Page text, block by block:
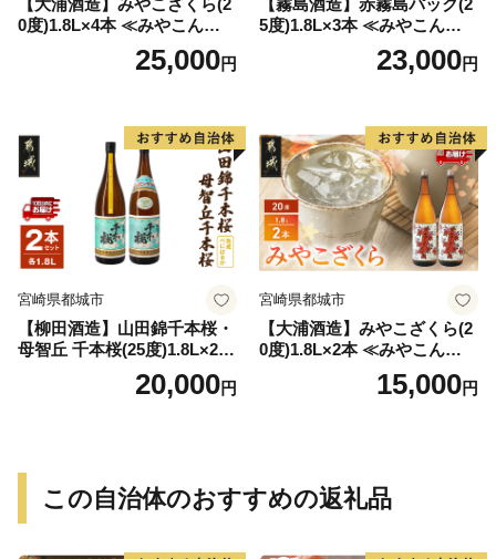
【大浦酒造】みやこざくら(2
0度)1.8L×4本 ≪みやこんじょ
特急便≫_AD-077125,000円
【霧島酒造】赤霧島パック(2
5度)1.8L×3本 ≪みやこんじょ
特急便≫_23-07-K03P-1800-3
23,000円
宮崎県都城市
【柳田酒造】山田錦千本桜・
母智丘 千本桜(25度)1.8L×2本
≪みやこんじょ特急便≫_AC
20,000円
宮崎県都城市
【大浦酒造】みやこざくら(2
0度)1.8L×2本 ≪みやこんじょ
特急便≫_MJ-077115,000円
この自治体のおすすめの返礼品